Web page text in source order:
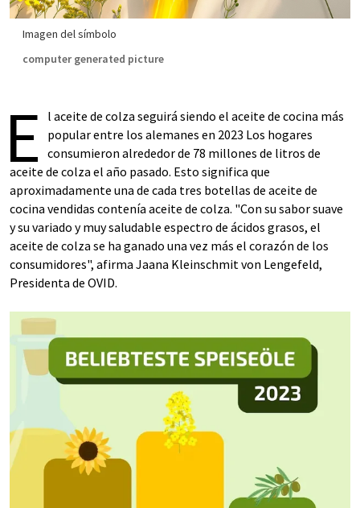
Imagen del símbolo
computer generated picture
E
l aceite de colza seguirá siendo el aceite de cocina más
popular entre los alemanes en 2023 Los hogares
consumieron alrededor de 78 millones de litros de
aceite de colza el año pasado. Esto significa que
aproximadamente una de cada tres botellas de aceite de
cocina vendidas contenía aceite de colza. "Con su sabor suave
y su variado y muy saludable espectro de ácidos grasos, el
aceite de colza se ha ganado una vez más el corazón de los
consumidores", afirma Jaana Kleinschmit von Lengefeld,
Presidenta de OVID.